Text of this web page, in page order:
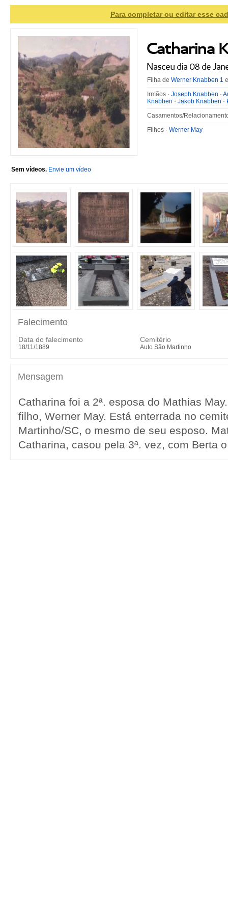
Para completar ou editar esse
Catharina
Nasceu dia 08 de
Filha de Werner Knabben 1
Irmãos · Joseph Knabben ·
Knabben · Jakob Knabben ·
Casamentos/
Filhos · Werner May
Sem vídeos. Envie um vídeo
Falecimento
Data do falecimento
18/11/1889
Cemitério
Auto São Martinho
Mensagem
Catharina foi a 2ª. esposa do Mathias
filho, Werner May. Está enterrada no
Martinho/SC, o mesmo de seu esposo.
Catharina, casou pela 3ª. vez, com Berta